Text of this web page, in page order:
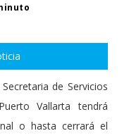
de Servicios
Vallarta tendrá
o hasta cerrará el